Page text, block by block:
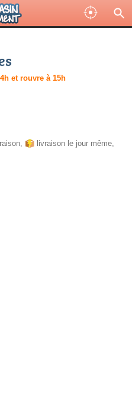
et rouvre à 15h
, livraison le jour même,